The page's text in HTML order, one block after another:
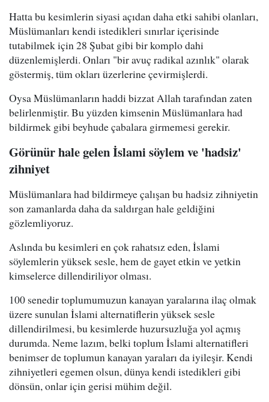
Hatta bu kesimlerin siyasi açıdan daha etki sahibi olanları,
Müslümanları kendi istedikleri sınırlar içerisinde
tutabilmek için 28 Şubat gibi bir komplo dahi
düzenlemişlerdi. Onları "bir avuç radikal azınlık" olarak
göstermiş, tüm okları üzerlerine çevirmişlerdi.
Oysa Müslümanların haddi bizzat Allah tarafından zaten
belirlenmiştir. Bu yüzden kimsenin Müslümanlara had
bildirmek gibi beyhude çabalara girmemesi gerekir.
Görünür hale gelen İslami söylem ve 'hadsiz'
zihniyet
Müslümanlara had bildirmeye çalışan bu hadsiz zihniyetin
son zamanlarda daha da saldırgan hale geldiğini
gözlemliyoruz.
Aslında bu kesimleri en çok rahatsız eden, İslami
söylemlerin yüksek sesle, hem de gayet etkin ve yetkin
kimselerce dillendiriliyor olması.
100 senedir toplumumuzun kanayan yaralarına ilaç olmak
üzere sunulan İslami alternatiflerin yüksek sesle
dillendirilmesi, bu kesimlerde huzursuzluğa yol açmış
durumda. Neme lazım, belki toplum İslami alternatifleri
benimser de toplumun kanayan yaraları da iyileşir. Kendi
zihniyetleri egemen olsun, dünya kendi istedikleri gibi
dönsün, onlar için gerisi mühim değil.